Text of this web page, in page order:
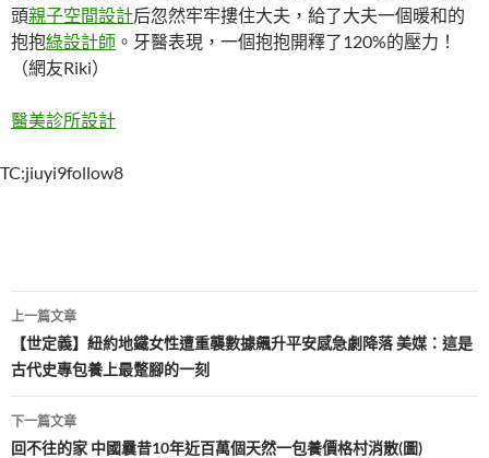
頭親子空間設計后忽然牢牢摟住大夫，給了大夫一個暖和的
抱抱綠設計師 。牙醫表現，一個抱抱開釋了120%的壓力！
（網友Riki）
醫美診所設計
TC:jiuyi9follow8
文
章
導
覽
上一篇文章
【世定義】紐約地鐵女性遭重襲數據飆升平安感急劇降落 美媒：這是
古代史專包養上最蹩腳的一刻
下一篇文章
回不往的家 中國曩昔10年近百萬個天然一包養價格村消散(圖)